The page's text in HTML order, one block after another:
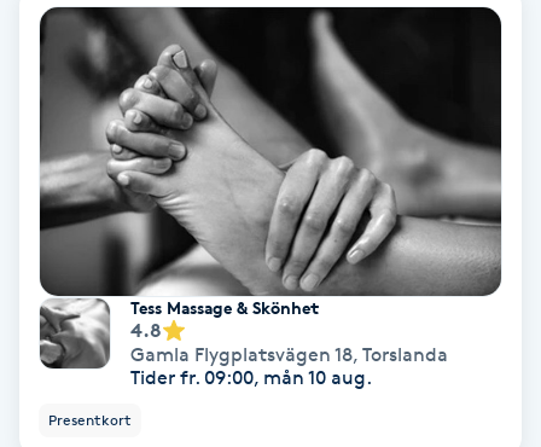
Extensions
Extensions borttagning
Eyeliner-tatuering
Face framing
Faceliftmassage
Tess Massage & Skönhet
4.8
Gamla Flygplatsvägen 18, Torslanda
Tider fr. 09:00, mån 10 aug.
Presentkort